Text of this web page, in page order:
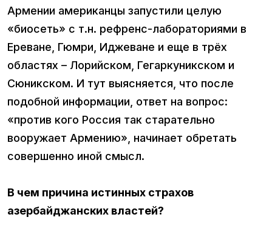
Армении американцы запустили целую
«биосеть» с т.н. рефренс-лабораториями в
Ереване, Гюмри, Иджеване и еще в трёх
областях – Лорийском, Гегаркуникском и
Сюникском. И тут выясняется, что после
подобной информации, ответ на вопрос:
«против кого Россия так старательно
вооружает Армению», начинает обретать
совершенно иной смысл.
В чем причина истинных страхов
азербайджанских властей?